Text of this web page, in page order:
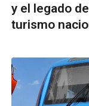
y el legado
turismo